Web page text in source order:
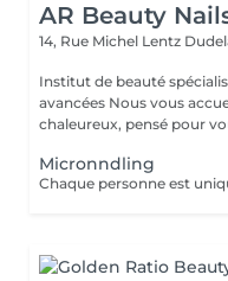
AR Beauty
14, Rue Michel Lentz
Institut de beauté
avancées Nous vous accueillons dans un espace moderne et
chaleureux, pensé pour
Micronndling